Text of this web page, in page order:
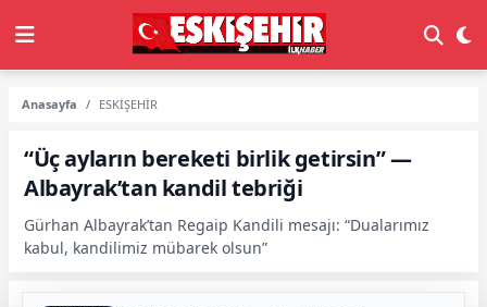
Anasayfa ESKİŞEHİR
“Üç ayların bereketi birlik getirsin” —
Albayrak’tan kandil tebriği
Gürhan Albayrak’tan Regaip Kandili mesajı: “Dualarımız
kabul, kandilimiz mübarek olsun”